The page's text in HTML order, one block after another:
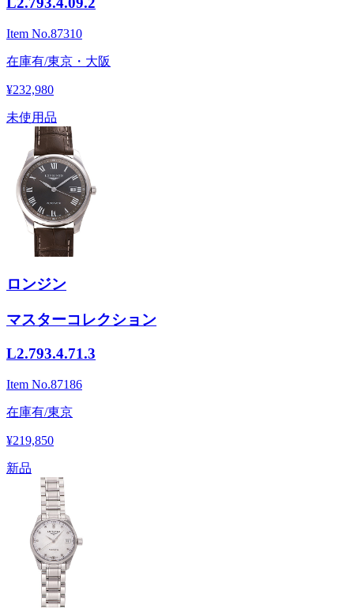
Item No.87310
在庫有/東京・大阪
¥232,980
未使用品
ロンジン
マスターコレクション
L2.793.4.71.3
Item No.87186
在庫有/東京
¥219,850
新品